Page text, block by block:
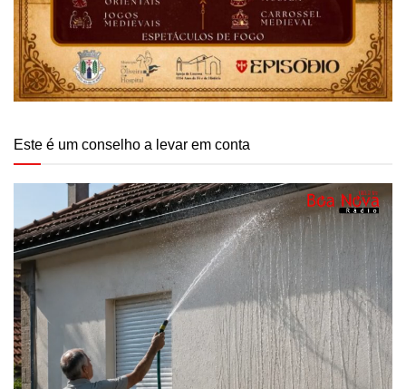
Este é um conselho a levar em conta